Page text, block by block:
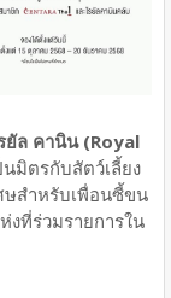
ยัล คานิน (Royal
มิตรกับสัตว์เลี้ยง
สำหรับเพื่อนซี้ขน
งที่ร่วมรายการใน